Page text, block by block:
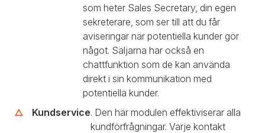
som heter Sales Secretary, din egen
sekreterare, som ser till att du får
aviseringar när potentiella kunder gör
något. Säljarna har också en
chattfunktion som de kan använda
direkt i sin kommunikation med
potentiella kunder.
Kundservice. Den här modulen effektiviserar alla
kundförfrågningar. Varje kontakt